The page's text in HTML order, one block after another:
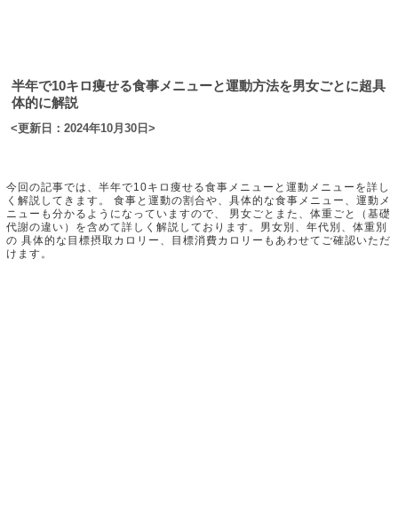
半年で10キロ痩せる食事メニューと運動方法を男女ごとに超具
体的に解説
<更新日：2024年10月30日>
今回の記事では、半年で10キロ痩せる食事メニューと運動メニューを詳し
く解説してきます。 食事と運動の割合や、具体的な食事メニュー、運動メ
ニューも分かるようになっていますので、 男女ごとまた、体重ごと（基礎
代謝の違い）を含めて詳しく解説しております。男女別、年代別、体重別
の 具体的な目標摂取カロリー、目標消費カロリーもあわせてご確認いただ
けます。